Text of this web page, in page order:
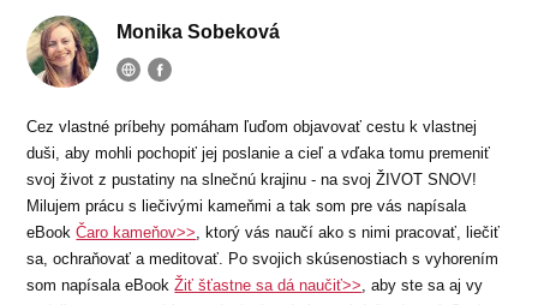
Monika Sobeková
Cez vlastné príbehy pomáham ľuďom objavovať cestu k vlastnej
duši, aby mohli pochopiť jej poslanie a cieľ a vďaka tomu premeniť
svoj život z pustatiny na slnečnú krajinu - na svoj ŽIVOT SNOV!
Milujem prácu s liečivými kameňmi a tak som pre vás napísala
eBookČaro kameňov>>, ktorý vás naučí ako s nimi pracovať, liečiť
sa, ochraňovať a meditovať. Po svojich skúsenostiach s vyhorením
som napísala eBookŽiť šťastne sa dá naučiť>>, aby ste sa aj vy